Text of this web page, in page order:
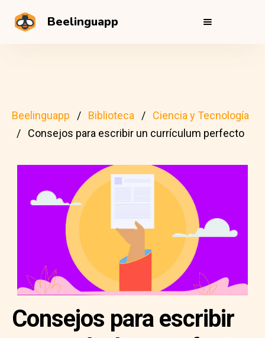
Beelinguapp
Beelinguapp Biblioteca
Ciencia y Tecnología
Consejos para escribir un currículum perfecto
Consejos para escribir